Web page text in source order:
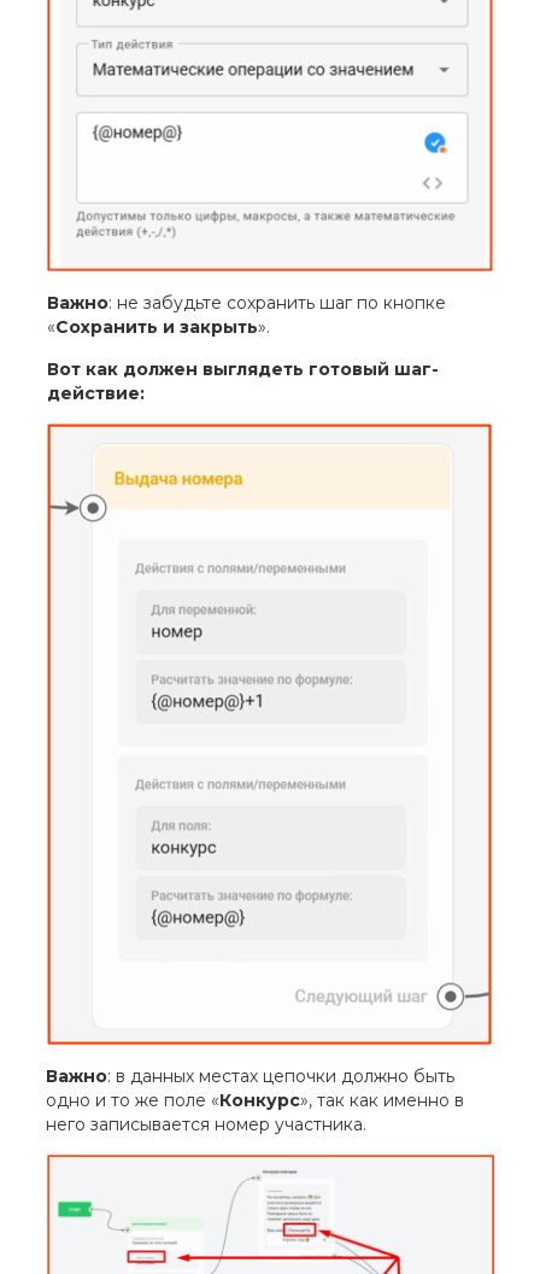
Важно: не забудьте сохранить шаг по кнопке
«Сохранить и закрыть».
Вот как должен выглядеть готовый шаг-
действие:
Важно: в данных местах цепочки должно быть
одно и то же поле «Конкурс», так как именно в
него записывается номер участника.